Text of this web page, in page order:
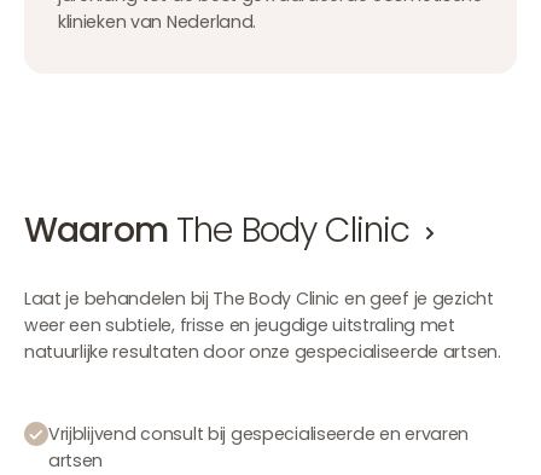
klinieken van Nederland.
WaaromThe Body Clinic
Laat je behandelen bij The Body Clinic en geef je gezicht
weer een subtiele, frisse en jeugdige uitstraling met
natuurlijke resultaten door onze gespecialiseerde artsen.
Vrijblijvend consult bij gespecialiseerde en ervaren
artsen